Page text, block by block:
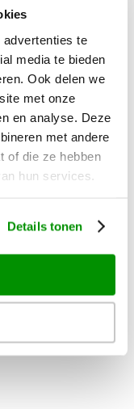
te
media te bieden
Ook delen we
met onze
en analyse. Deze
met andere
of die ze hebben
hun services.
Details tonen